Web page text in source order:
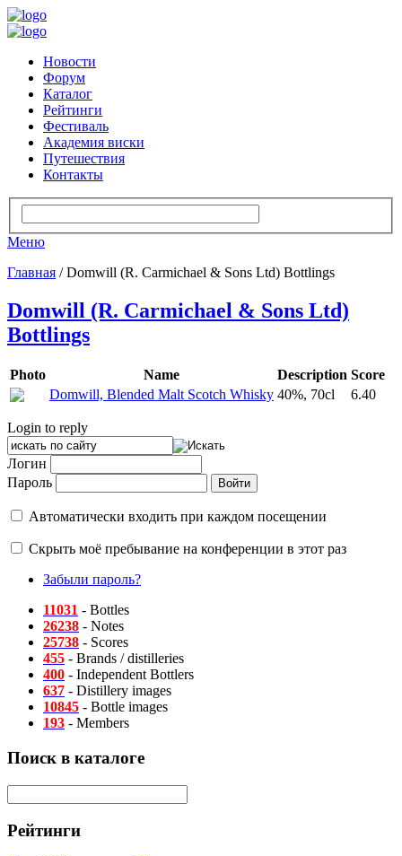
Новости
Форум
Каталог
Рейтинги
Фестиваль
Академия виски
Путешествия
Контакты
Меню
Главная / Domwill (R. Carmichael & Sons Ltd) Bottlings
Domwill (R. Carmichael & Sons Ltd)
Bottlings
Photo Name Description Score
Domwill, Blended Malt Scotch Whisky 40%, 70cl 6.40
Login to reply
Логин
Пароль
Автоматически входить при каждом посещении
Скрыть моё пребывание на конференции в этот раз
Забыли пароль?
11031 - Bottles
26238 - Notes
25738 - Scores
455 - Brands / distilleries
400 - Independent Bottlers
637 - Distillery images
10845 - Bottle images
193 - Members
Поиск в каталоге
Рейтинги